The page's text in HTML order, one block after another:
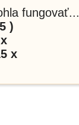
fungovať...
)
x